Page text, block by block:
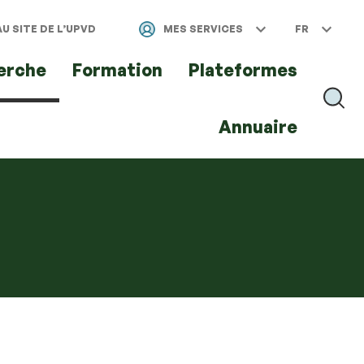
SITE DE L’UPVD MES SERVICES FR
Formation Plateformes
Annuaire